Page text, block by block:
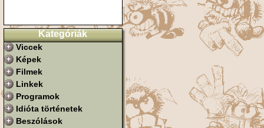
Kategóriák
Viccek
Képek
Filmek
Linkek
Programok
Idióta történetek
Beszólások